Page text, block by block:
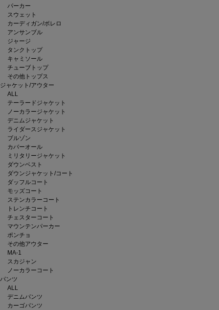
パーカー
スウェット
カーディガン/ボレロ
アンサンブル
ジャージ
タンクトップ
キャミソール
チューブトップ
その他トップス
ジャケット/アウター
ALL
テーラードジャケット
ノーカラージャケット
デニムジャケット
ライダースジャケット
ブルゾン
カバーオール
ミリタリージャケット
ダウンベスト
ダウンジャケット/コート
ダッフルコート
モッズコート
ステンカラーコート
トレンチコート
チェスターコート
マウンテンパーカー
ポンチョ
その他アウター
MA-1
スカジャン
ノーカラーコート
パンツ
ALL
デニムパンツ
カーゴパンツ